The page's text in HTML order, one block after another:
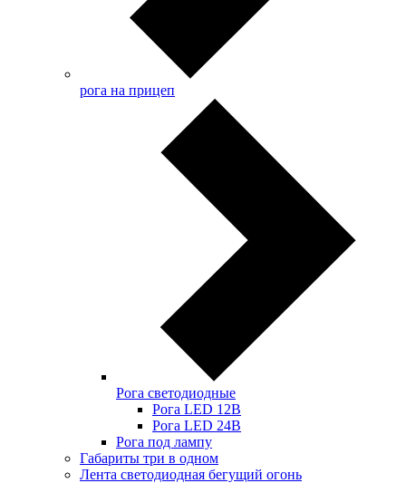
рога на прицеп
Рога светодиодные
Рога LED 12В
Рога LED 24В
Рога под лампу
Габариты три в одном
Лента светодиодная бегущий огонь